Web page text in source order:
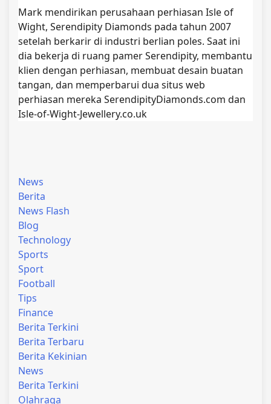
Mark mendirikan perusahaan perhiasan Isle of
Wight, Serendipity Diamonds pada tahun 2007
setelah berkarir di industri berlian poles. Saat ini
dia bekerja di ruang pamer Serendipity, membantu
klien dengan perhiasan, membuat desain buatan
tangan, dan memperbarui dua situs web
perhiasan mereka SerendipityDiamonds.com dan
Isle-of-Wight-Jewellery.co.uk
News
Berita
News Flash
Blog
Technology
Sports
Sport
Football
Tips
Finance
Berita Terkini
Berita Terbaru
Berita Kekinian
News
Berita Terkini
Olahraga